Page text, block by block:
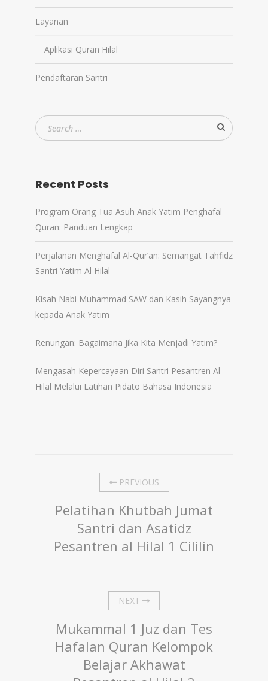
Layanan
Aplikasi Quran Hilal
Pendaftaran Santri
Recent Posts
Program Orang Tua Asuh Anak Yatim Penghafal
Quran: Panduan Lengkap
Perjalanan Menghafal Al-Qur’an: Semangat Tahfidz
Santri Yatim Al Hilal
Kisah Nabi Muhammad SAW dan Kasih Sayangnya
kepada Anak Yatim
Renungan: Bagaimana Jika Kita Menjadi Yatim?
Mengasah Kepercayaan Diri Santri Pesantren Al
Hilal Melalui Latihan Pidato Bahasa Indonesia
PREVIOUS
Pelatihan Khutbah Jumat
Santri dan Asatidz
Pesantren al Hilal 1 Cililin
NEXT
Mukammal 1 Juz dan Tes
Hafalan Quran Kelompok
Belajar Akhawat